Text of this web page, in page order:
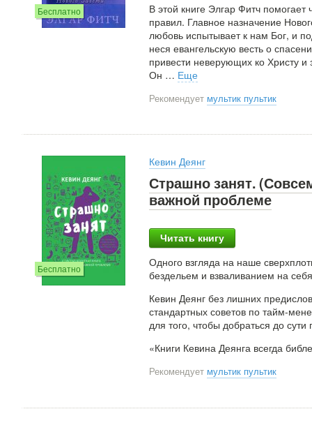
Бесплатно
В этой книге Элгар Фитч
правил. Главное назначение
любовь испытывает к нам Бог, и
неся евангельскую весть о
привести неверующих ко Христу
Он … Еще
Рекомендует мультик пультик
Бесплатно
Кевин Деянг
Страшно занят.
важной проблеме
Читать книгу
Одного взгляда на наше
бездельем и взваливанием на
Кевин Деянг без лишних
стандартных советов по тайм-
для того, чтобы добраться до
«Книги Кевина Деянга всегда
Рекомендует мультик пультик